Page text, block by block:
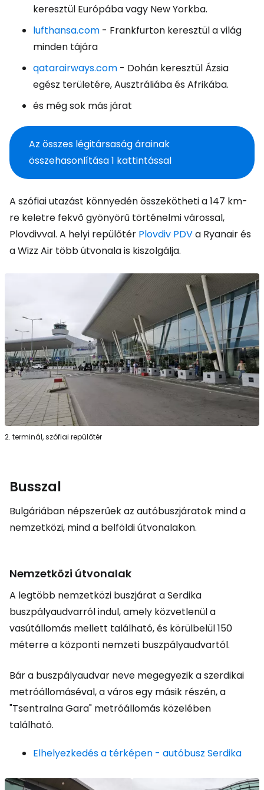
keresztül Európába vagy New Yorkba.
lufthansa.com - Frankfurton keresztül a világ
minden tájára
qatarairways.com - Dohán keresztül Ázsia
egész területére, Ausztráliába és Afrikába.
és még sok más járat
Az összes légitársaság árainak
összehasonlítása 1 kattintással
A szófiai utazást könnyedén összekötheti a 147 km-
re keletre fekvő gyönyörű történelmi várossal,
Plovdivval. A helyi repülőtér Plovdiv PDVa Ryanair és
a Wizz Air több útvonala is kiszolgálja.
2. terminál, szófiai repülőtér
Busszal
Bulgáriában népszerűek az autóbuszjáratok mind a
nemzetközi, mind a belföldi útvonalakon.
Nemzetközi útvonalak
A legtöbb nemzetközi buszjárat a Serdika
buszpályaudvarról indul, amely közvetlenül a
vasútállomás mellett található, és körülbelül 150
méterre a központi nemzeti buszpályaudvartól.
Bár a buszpályaudvar neve megegyezik a szerdikai
metróállomáséval, a város egy másik részén, a
"Tsentralna Gara" metróállomás közelében
található.
Elhelyezkedés a térképen - autóbusz Serdika